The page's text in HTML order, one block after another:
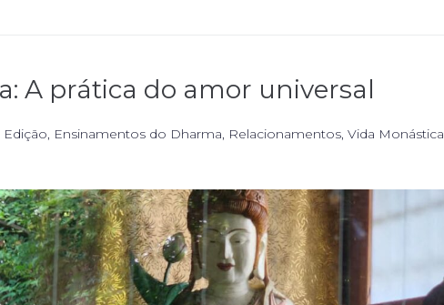
A prática do amor universal
Edição, Ensinamentos do Dharma, Relacionamentos, Vida Monástica